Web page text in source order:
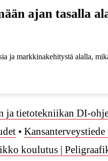
ajan tasalla
ja markkinakehitystä alalla,
ja tietotekniikan DI-
•
koulutus |